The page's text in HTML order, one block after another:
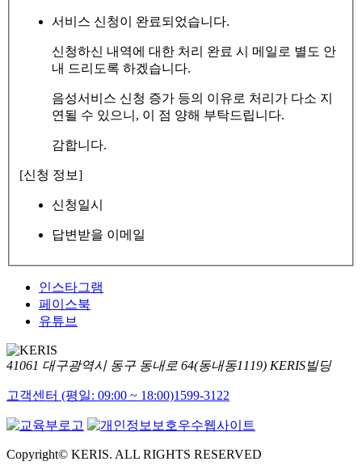
서비스 신청이 완료되었습니다.
신청하신 내역에 대한 처리 완료 시 메일로 별도 안
내 드리도록 하겠습니다.
음성서비스 신청 증가 등의 이유로 처리가 다소 지
연될 수 있으니, 이 점 양해 부탁드립니다.
감합니다.
[신청 정보]
신청일시
답변받을 이메일
인스타그램
페이스북
유튜브
41061 대구광역시 동구 동내로 64(동내동1119) KERIS빌딩
고객센터 (평일: 09:00 ~ 18:00)1599-3122
Copyright© KERIS. ALL RIGHTS RESERVED